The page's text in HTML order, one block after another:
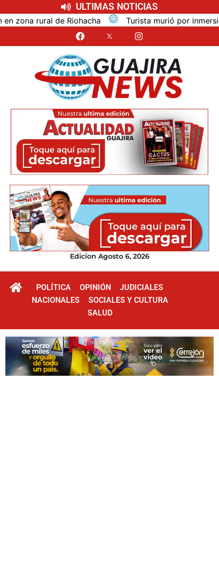
ULTIMAS NOTICIAS
rural de Riohacha Turista murió por inmersión
Edicion Agosto 6, 2026
POLÍTICA OPINIÓN
JUDICIALES
NACIONALES
SOCIALES Y CULTURA
SALUD